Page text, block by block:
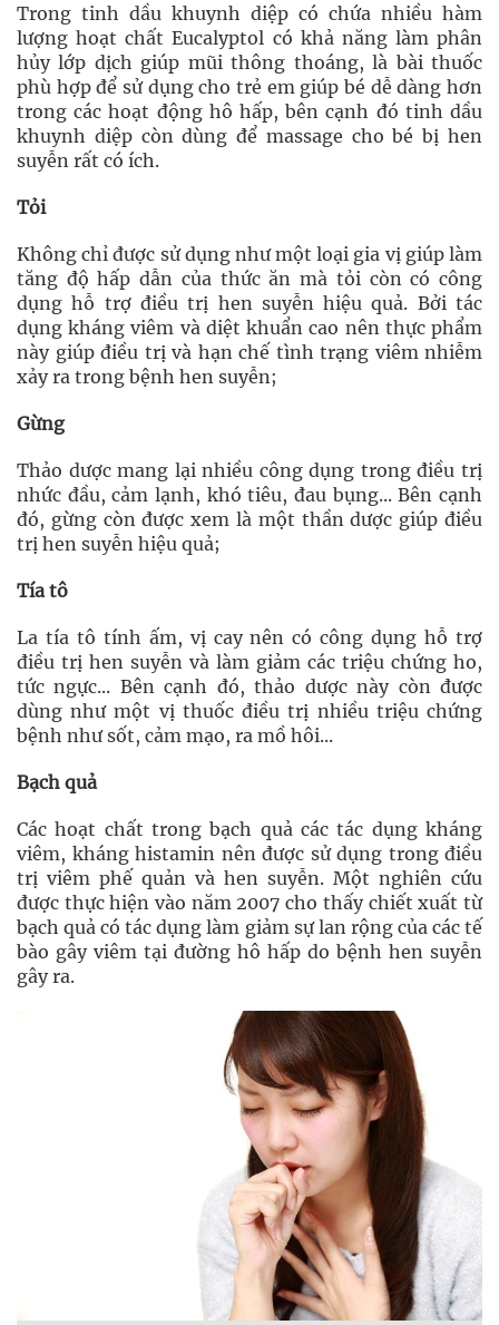
Trong tinh dầu khuynh diệp có chứa nhiều hàm
lượng hoạt chất Eucalyptol có khả năng làm phân
hủy lớp dịch giúp mũi thông thoáng, là bài thuốc
phù hợp để sử dụng cho trẻ em giúp bé dễ dàng hơn
trong các hoạt động hô hấp, bên cạnh đó tinh dầu
khuynh diệp còn dùng để massage cho bé bị hen
suyễn rất có ích.
Tỏi
Không chỉ được sử dụng như một loại gia vị giúp làm
tăng độ hấp dẫn của thức ăn mà tỏi còn có công
dụng hỗ trợ điều trị hen suyễn hiệu quả. Bởi tác
dụng kháng viêm và diệt khuẩn cao nên thực phẩm
này giúp điều trị và hạn chế tình trạng viêm nhiễm
xảy ra trong bệnh hen suyễn;
Gừng
Thảo dược mang lại nhiều công dụng trong điều trị
nhức đầu, cảm lạnh, khó tiêu, đau bụng... Bên cạnh
đó, gừng còn được xem là một thần dược giúp điều
trị hen suyễn hiệu quả;
Tía tô
La tía tô tính ấm, vị cay nên có công dụng hỗ trợ
điều trị hen suyễn và làm giảm các triệu chứng ho,
tức ngực... Bên cạnh đó, thảo dược này còn được
dùng như một vị thuốc điều trị nhiều triệu chứng
bệnh như sốt, cảm mạo, ra mồ hôi...
Bạch quả
Các hoạt chất trong bạch quả các tác dụng kháng
viêm, kháng histamin nên được sử dụng trong điều
trị viêm phế quản và hen suyễn. Một nghiên cứu
được thực hiện vào năm 2007 cho thấy chiết xuất từ
bạch quả có tác dụng làm giảm sự lan rộng của các tế
bào gây viêm tại đường hô hấp do bệnh hen suyễn
gây ra.